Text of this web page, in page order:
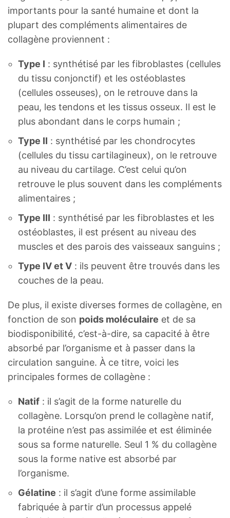
importants pour la santé humaine et dont la
plupart des compléments alimentaires de
collagène proviennent :
Type I : synthétisé par les fibroblastes (cellules
du tissu conjonctif) et les ostéoblastes
(cellules osseuses), on le retrouve dans la
peau, les tendons et les tissus osseux. Il est le
plus abondant dans le corps humain ;
Type II : synthétisé par les chondrocytes
(cellules du tissu cartilagineux), on le retrouve
au niveau du cartilage. C’est celui qu’on
retrouve le plus souvent dans les compléments
alimentaires ;
Type III : synthétisé par les fibroblastes et les
ostéoblastes, il est présent au niveau des
muscles et des parois des vaisseaux sanguins ;
Type IV et V : ils peuvent être trouvés dans les
couches de la peau.
De plus, il existe diverses formes de collagène, en
fonction de son poids moléculaire et de sa
biodisponibilité, c’est-à-dire, sa capacité à être
absorbé par l’organisme et à passer dans la
circulation sanguine. À ce titre, voici les
principales formes de collagène :
Natif : il s’agit de la forme naturelle du
collagène. Lorsqu’on prend le collagène natif,
la protéine n’est pas assimilée et est éliminée
sous sa forme naturelle. Seul 1 % du collagène
sous la forme native est absorbé par
l’organisme.
Gélatine : il s’agit d’une forme assimilable
fabriquée à partir d’un processus appelé